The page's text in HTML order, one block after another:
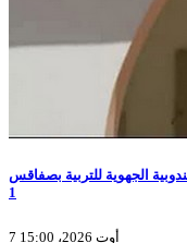
الجهوية للتربية بصفاقس
1
7 أوت 2026، 15:00